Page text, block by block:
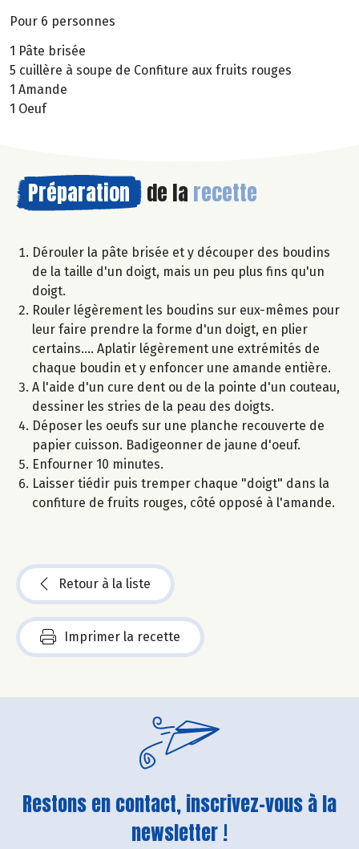
Pour 6 personnes
1 Pâte brisée
5 cuillère à soupe de Confiture aux fruits rouges
1 Amande
1 Oeuf
Préparation de la recette
Dérouler la pâte brisée et y découper des boudins
de la taille d'un doigt, mais un peu plus fins qu'un
doigt.
Rouler légèrement les boudins sur eux-mêmes pour
leur faire prendre la forme d'un doigt, en plier
certains.... Aplatir légèrement une extrémités de
chaque boudin et y enfoncer une amande entière.
A l'aide d'un cure dent ou de la pointe d'un couteau,
dessiner les stries de la peau des doigts.
Déposer les oeufs sur une planche recouverte de
papier cuisson. Badigeonner de jaune d'oeuf.
Enfourner 10 minutes.
Laisser tiédir puis tremper chaque "doigt" dans la
confiture de fruits rouges, côté opposé à l'amande.
Retour à la liste
Imprimer la recette
Restons en contact, inscrivez-vous à la
newsletter !